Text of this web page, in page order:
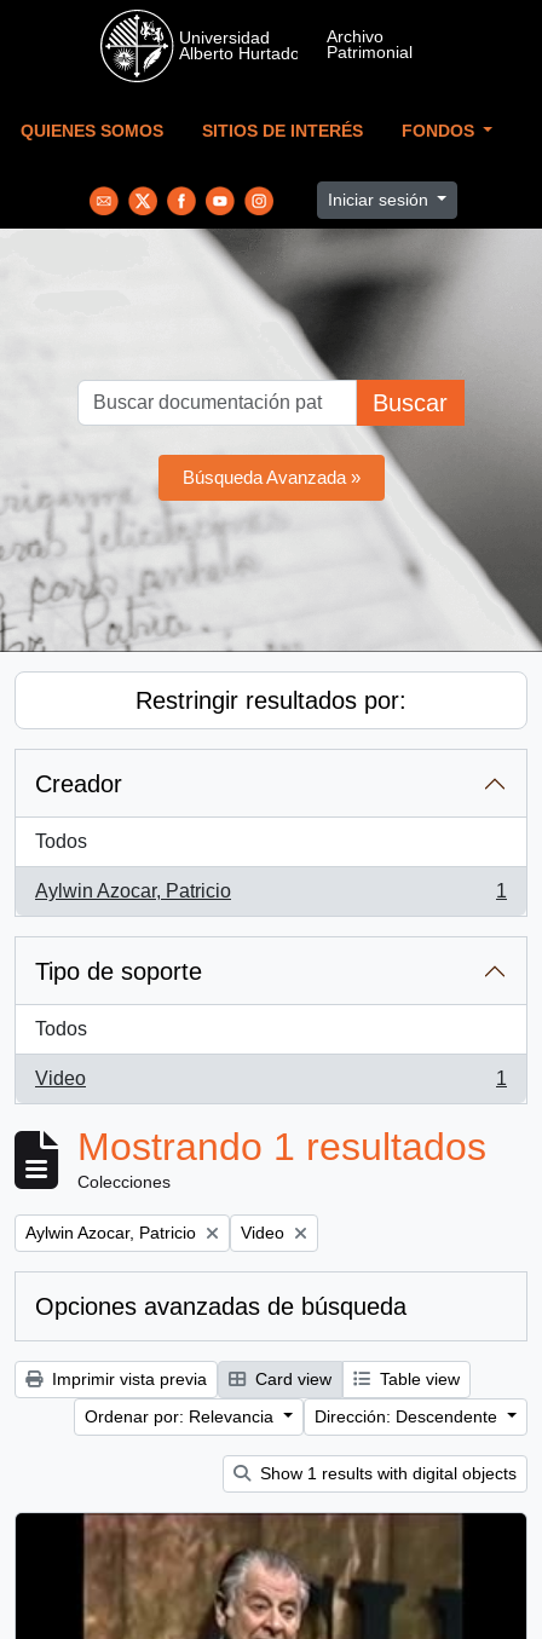
Skip to main content
QUIENES SOMOS SITIOS DE INTERÉS FONDOS
Iniciar sesión
Buscar
Búsqueda Avanzada »
Restringir resultados por:
Creador
Todos
Aylwin Azocar, Patricio
, 1 resultados
1
Tipo de soporte
Todos
Video
, 1 resultados
1
Mostrando 1 resultados
Colecciones
Remove filter:
Aylwin Azocar, Patricio Remove filter:
Video
Opciones avanzadas de búsqueda
Imprimir vista previa Card view
Table view
Ordenar por: Relevancia
Dirección: Descendente
Show 1 results with digital objects